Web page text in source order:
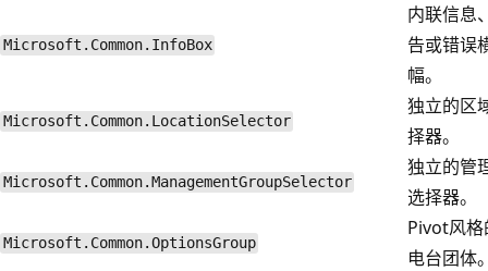
Microsoft.Common.InfoBox
内联信息
告或错误
幅。
Microsoft.Common.LocationSelector
独立的区
择器。
Microsoft.Common.ManagementGroupSelector
独立的管
选择器。
Microsoft.Common.OptionsGroup
Pivot风格
电台团体